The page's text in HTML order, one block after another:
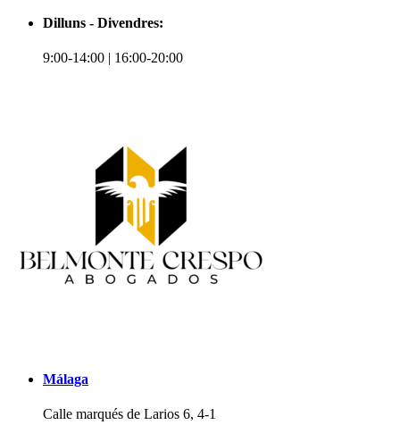
Dilluns - Divendres:
9:00-14:00 | 16:00-20:00
Málaga
Calle marqués de Larios 6, 4-1